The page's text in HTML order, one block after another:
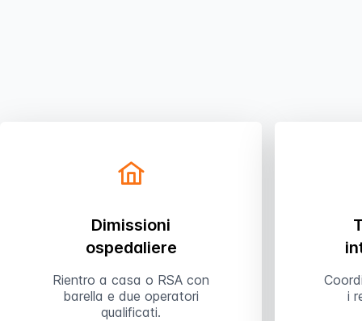
Dimissioni
ospedaliere
Rientro a casa o RSA con
barella e due operatori
qualificati.
i